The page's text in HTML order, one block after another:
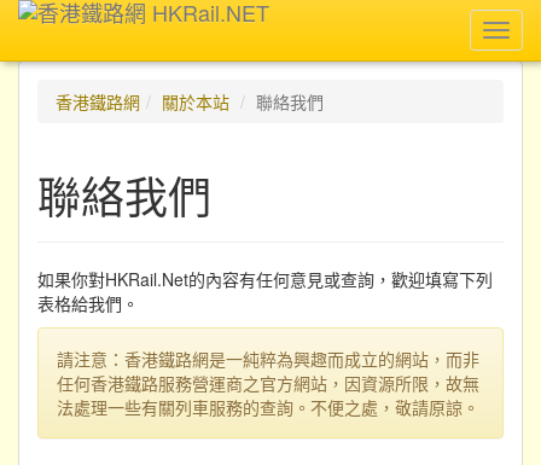
香港鐵路網
關於本站 聯絡我們
聯絡我們
如果你對HKRail.Net的內容有任何意見或查詢，歡迎填寫下列
表格給我們。
請注意：香港鐵路網是一純粹為興趣而成立的網站，而非
任何香港鐵路服務營運商之官方網站，因資源所限，故無
法處理一些有關列車服務的查詢。不便之處，敬請原諒。